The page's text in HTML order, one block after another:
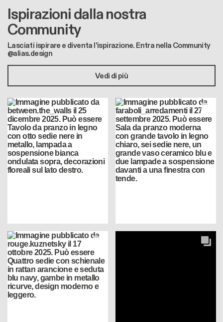
Ispirazioni dalla nostra
Community
Lasciati ispirare e diventa l'ispirazione. Entra nella Community
@alias.design
Vedi di più